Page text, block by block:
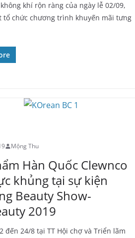
khí rộn ràng của ngày lễ 02/09,
tổ chức chương trình khuyến mãi tưng
Mộng Thu
Hàn Quốc Clewnco
khủng tại sự kiện
Beauty Show-
2019
đến 24/8 tại TT Hội chợ và Triển lãm